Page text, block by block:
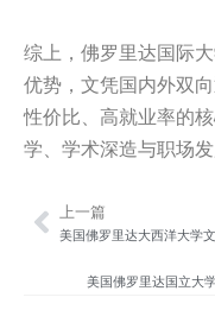
综上，佛罗里达国际
优势，文凭国内外双
性价比、高就业率的
学、学术深造与职场
Prev
上一篇
美国佛罗里达大西洋大
美国佛罗里达国立